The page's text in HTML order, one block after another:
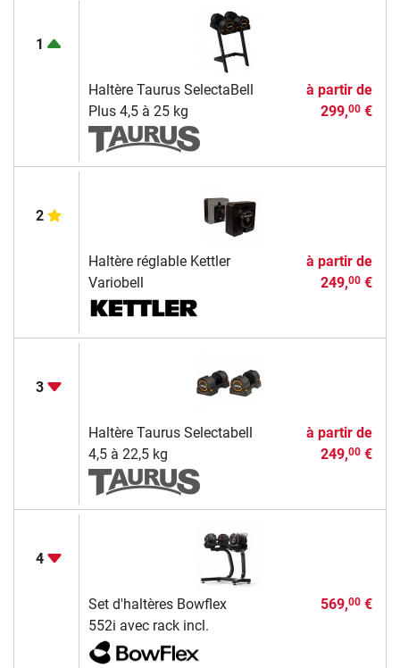
1
Haltère Taurus SelectaBell
Plus 4,5 à 25 kg
à partir de
299,00€
2
Haltère réglable Kettler
Variobell
à partir de
249,00€
3
Haltère Taurus Selectabell
4,5 à 22,5 kg
à partir de
249,00€
4
Set d'haltères Bowflex
552i avec rack incl.
569,00€